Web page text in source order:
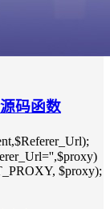
码函数
$proxy);